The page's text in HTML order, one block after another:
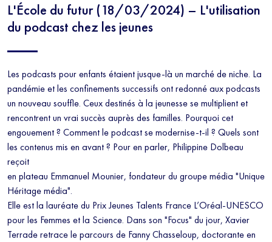
L'École du futur (18/03/2024) – L'utilisation
du podcast chez les jeunes
Les podcasts pour enfants étaient jusque-là un marché de niche. La
pandémie et les confinements successifs ont redonné aux podcasts
un nouveau souffle. Ceux destinés à la jeunesse se multiplient et
rencontrent un vrai succès auprès des familles. Pourquoi cet
engouement ? Comment le podcast se modernise-t-il ? Quels sont
les contenus mis en avant ? Pour en parler, Philippine Dolbeau
reçoit
en plateau Emmanuel Mounier, fondateur du groupe média "Unique
Héritage média".
Elle est la lauréate du Prix Jeunes Talents France L’Oréal-UNESCO
pour les Femmes et la Science. Dans son "Focus" du jour, Xavier
Terrade retrace le parcours de Fanny Chasseloup, doctorante en